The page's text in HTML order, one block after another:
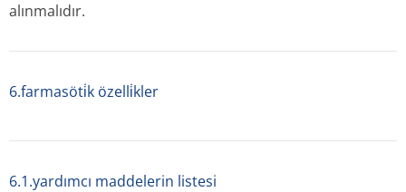
alınmalıdır.
6.farmasöti̇k özelli̇kler
6.1.yardımcı maddelerin listesi